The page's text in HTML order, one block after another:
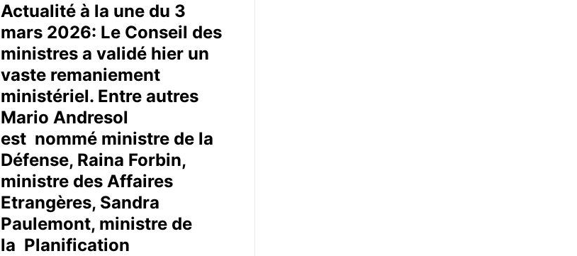
Actualité à la une du 3
mars 2026: Le Conseil des
ministres a validé hier un
vaste remaniement
ministériel. Entre autres
Mario Andresol
est nommé ministre de la
Défense, Raina Forbin,
ministre des Affaires
Etrangères, Sandra
Paulemont, ministre de
la Planification